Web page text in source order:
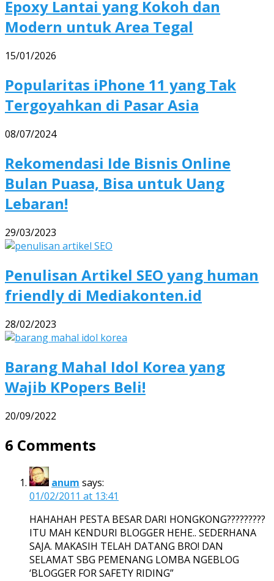
Epoxy Lantai yang Kokoh dan
Modern untuk Area Tegal
15/01/2026
Popularitas iPhone 11 yang Tak
Tergoyahkan di Pasar Asia
08/07/2024
Rekomendasi Ide Bisnis Online
Bulan Puasa, Bisa untuk Uang
Lebaran!
29/03/2023
Penulisan Artikel SEO yang human
friendly di Mediakonten.id
28/02/2023
Barang Mahal Idol Korea yang
Wajib KPopers Beli!
20/09/2022
6 Comments
anum says:
01/02/2011 at 13:41
HAHAHAH PESTA BESAR DARI HONGKONG?????????
ITU MAH KENDURI BLOGGER HEHE.. SEDERHANA
SAJA. MAKASIH TELAH DATANG BRO! DAN
SELAMAT SBG PEMENANG LOMBA NGEBLOG
‘BLOGGER FOR SAFETY RIDING”